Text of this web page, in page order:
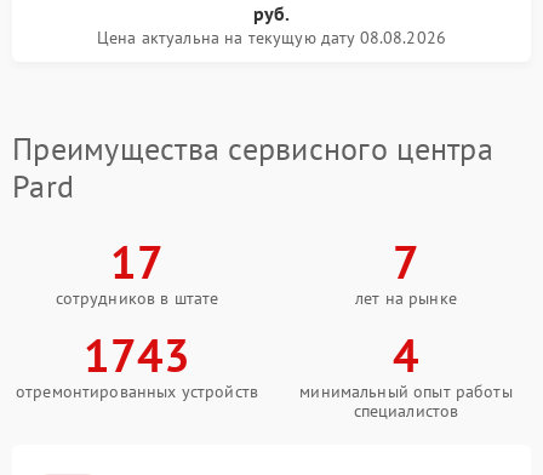
руб.
Цена актуальна на текущую дату 08.08.2026
Преимущества сервисного центра
Pard
17
сотрудников в штате
7
лет на рынке
1743
отремонтированных устройств
4
минимальный опыт работы
специалистов